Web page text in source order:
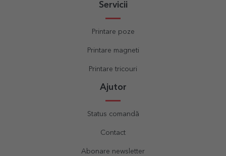
Servicii
Printare poze
Printare magneti
Printare tricouri
Ajutor
Status comandă
Contact
Abonare newsletter